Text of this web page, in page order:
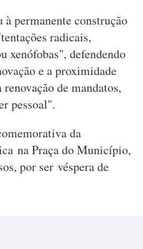
permanente construção
radicais,
xenófobas", defendendo
e a proximidade
de mandatos,
pessoal".
da
na Praça do Município,
por ser véspera de